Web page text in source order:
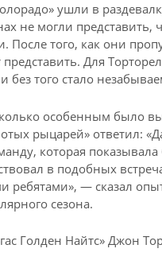
ушли в
не могли представить,
того, как они
представить. Для
без того стало
особенным было
рыцарей» ответил:
которая
в подобных
ребятами», — сказал
сезона.
Голден Найтс» Джон